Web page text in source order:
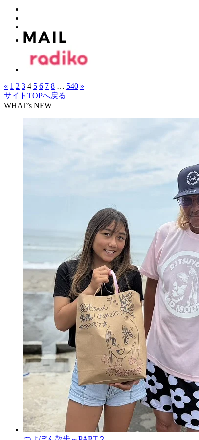
« 1 2 3 4 5 6 7 8 … 540 »
サイトTOPへ戻る
WHAT’s NEW